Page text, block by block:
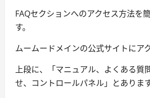
FAQセクションへのアクセス方法を
す。
ムームードメインの公式サイトにア
上段に、「マニュアル、よくある質
せ、コントロールパネル」とあります